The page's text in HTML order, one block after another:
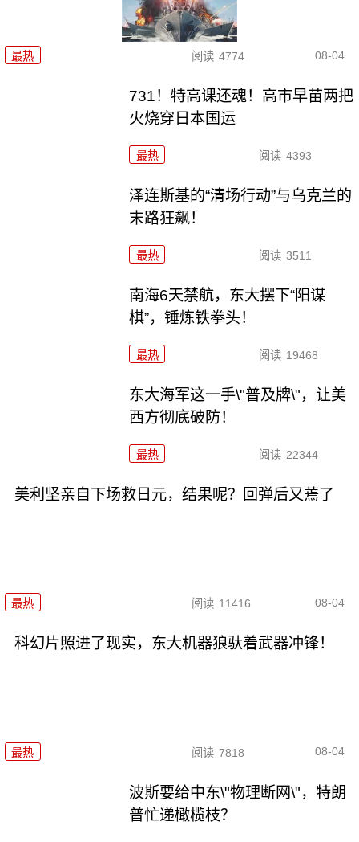
最热 阅读 4774 08-04
731！特高课还魂！高市早苗两把
火烧穿日本国运
最热 阅读 4393
泽连斯基的“清场行动”与乌克兰的
末路狂飙！
最热 阅读 3511
南海6天禁航，东大摆下“阳谋
棋”，锤炼铁拳头！
最热 阅读 19468
东大海军这一手\"普及牌\"，让美
西方彻底破防！
最热 阅读 22344
美利坚亲自下场救日元，结果呢？回弹后又蔫了
最热 阅读 11416 08-04
科幻片照进了现实，东大机器狼驮着武器冲锋！
最热 阅读 7818 08-04
波斯要给中东\"物理断网\"，特朗
普忙递橄榄枝？